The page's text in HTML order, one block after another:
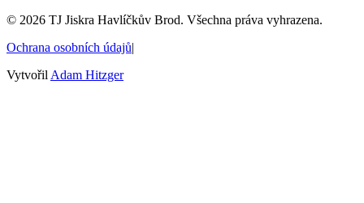
© 2026 TJ Jiskra Havlíčkův Brod. Všechna práva vyhrazena.
Ochrana osobních údajů|
Vytvořil Adam Hitzger